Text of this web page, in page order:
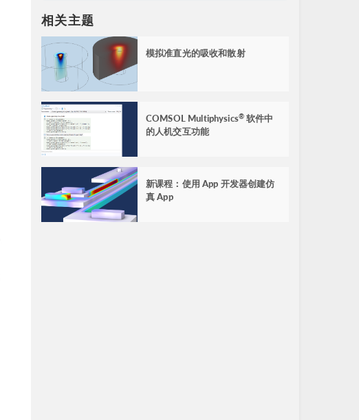
相关主题
模拟准直光的吸收和散射
COMSOL Multiphysics® 软件中
的人机交互功能
新课程：使用 App 开发器创建仿
真 App